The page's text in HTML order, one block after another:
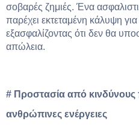
σοβαρές ζημιές. Ένα
παρέχει εκτεταμένη κάλυψη για
εξασφαλίζοντας ότι δεν θα
απώλεια.
# Προστασία από
ανθρώπινες ενέργειες